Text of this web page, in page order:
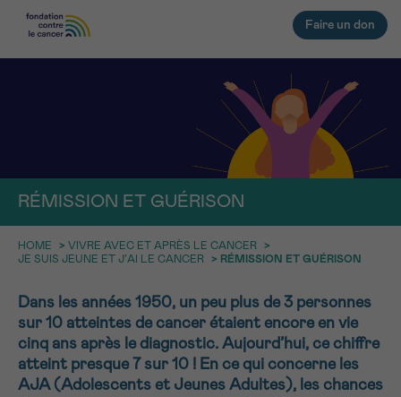
Faire un don
RÉMISSION ET GUÉRISON
HOME > VIVRE AVEC ET APRÈS LE CANCER
>
JE SUIS JEUNE ET J’AI LE CANCER
> RÉMISSION ET GUÉRISON
Dans les années 1950, un peu plus de 3 personnes
sur 10 atteintes de cancer étaient encore en vie
cinq ans après le diagnostic. Aujourd’hui, ce chiffre
atteint presque 7 sur 10 ! En ce qui concerne les
AJA (Adolescents et Jeunes Adultes), les chances
PRÉNOM
FACE AU CANCER VOUS N’ÊTES
PAS SEUL
Des professionnels pour répondre à toutes vos
questions sur le cancer
Contactez-nous
RETOUR
9h-11h
13h-16h